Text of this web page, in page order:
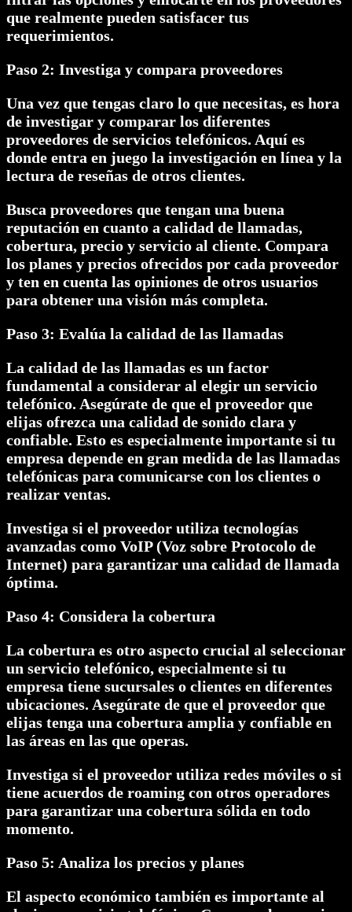
que realmente pueden satisfacer tus
requerimientos.
Paso 2: Investiga y compara proveedores
Una vez que tengas claro lo que necesitas, es hora
de investigar y comparar los diferentes
proveedores de servicios telefónicos. Aquí es
donde entra en juego la investigación en línea y la
lectura de reseñas de otros clientes.
Busca proveedores que tengan una buena
reputación en cuanto a calidad de llamadas,
cobertura, precio y servicio al cliente. Compara
los planes y precios ofrecidos por cada proveedor
y ten en cuenta las opiniones de otros usuarios
para obtener una visión más completa.
Paso 3: Evalúa la calidad de las llamadas
La calidad de las llamadas es un factor
fundamental a considerar al elegir un servicio
telefónico. Asegúrate de que el proveedor que
elijas ofrezca una calidad de sonido clara y
confiable. Esto es especialmente importante si tu
empresa depende en gran medida de las llamadas
telefónicas para comunicarse con los clientes o
realizar ventas.
Investiga si el proveedor utiliza tecnologías
avanzadas como VoIP (Voz sobre Protocolo de
Internet) para garantizar una calidad de llamada
óptima.
Paso 4: Considera la cobertura
La cobertura es otro aspecto crucial al seleccionar
un servicio telefónico, especialmente si tu
empresa tiene sucursales o clientes en diferentes
ubicaciones. Asegúrate de que el proveedor que
elijas tenga una cobertura amplia y confiable en
las áreas en las que operas.
Investiga si el proveedor utiliza redes móviles o si
tiene acuerdos de roaming con otros operadores
para garantizar una cobertura sólida en todo
momento.
Paso 5: Analiza los precios y planes
El aspecto económico también es importante al